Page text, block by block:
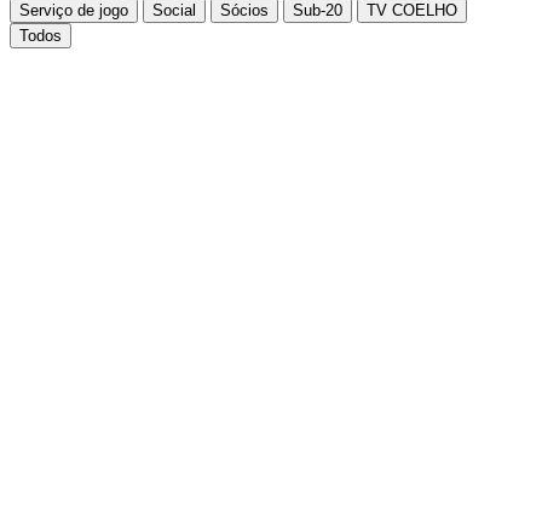
Serviço de jogo
Social Sócios Sub-20
TV COELHO
Todos